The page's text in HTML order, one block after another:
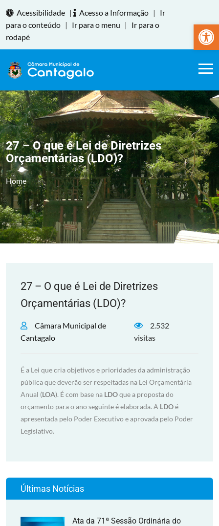
Abrir
Acessibilidade | Acesso a Informação |
Ir
para o conteúdo | Ir para o menu |
Ir para o
rodapé
27 – O que é Lei de Diretrizes
Orçamentárias (LDO)?
Home
27 – O que é Lei de Diretrizes
Orçamentárias (LDO)?
Câmara Municipal de
Cantagalo
2.532
visitas
É a Lei que cria objetivos e prioridades da administração
pública que deverão ser respeitadas na Lei Orçamentária
Anual (LOA). É com base na LDOque a proposta do
orçamento para o ano seguinte é elaborada. A LDOé
apresentada pelo Poder Executivo e aprovada pelo Poder
Legislativo.
Últimas Notícias
Ata da 71ª Sessão Ordinária do